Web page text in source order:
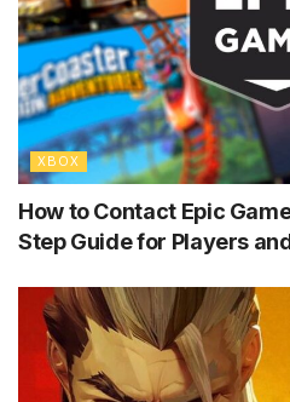
XBOX
How to Contact Epic
Step Guide for Players